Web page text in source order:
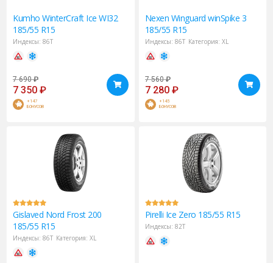
Kumho WinterCraft Ice WI32
185/55 R15
Индексы: 86T
7 690 ₽
7 350 ₽
+147
БОНУСОВ
Nexen Winguard winSpike 3
185/55 R15
Индексы: 86T Категория: XL
7 560 ₽
7 280 ₽
+145
БОНУСОВ
Gislaved Nord Frost 200
185/55 R15
Индексы: 86T Категория: XL
Pirelli Ice Zero 185/55 R15
Индексы: 82T